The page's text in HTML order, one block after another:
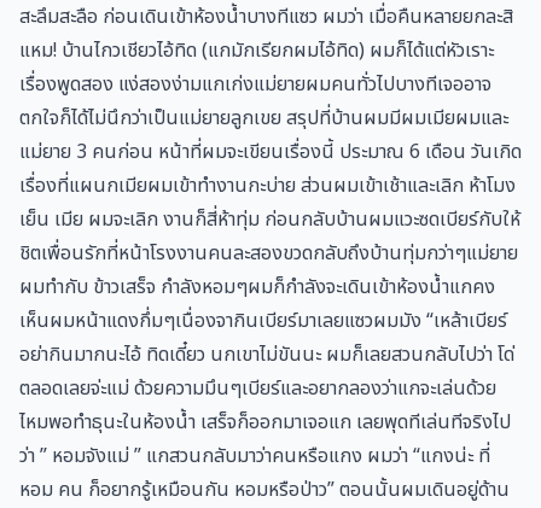
สะลึมสะลือ ก่อนเดินเข้าห้องน้ำบางทีแซว ผมว่า เมื่อคืนหลายยกละสิ
แหม! บ้านไกวเชียวไอ้ทิด (แกมักเรียกผมไอ้ทิด) ผมก็ได้แต่หัวเราะ
เรื่องพูดสอง แง่สองง่ามแกเก่งแม่ยายผมคนทั่วไปบางทีเจออาจ
ตกใจก็ได้ไม่นึกว่าเป็นแม่ยายลูกเขย สรุปที่บ้านผมมีผมเมียผมและ
แม่ยาย 3 คนก่อน หน้าที่ผมจะเขียนเรื่องนี้ ประมาณ 6 เดือน วันเกิด
เรื่องที่แผนกเมียผมเข้าทำงานกะบ่าย ส่วนผมเข้าเช้าและเลิก ห้าโมง
เย็น เมีย ผมจะเลิก งานก็สี่ห้าทุ่ม ก่อนกลับบ้านผมแวะซดเบียร์กับให้
ชิตเพื่อนรักที่หน้าโรงงานคนละสองขวดกลับถึงบ้านทุ่มกว่าๆแม่ยาย
ผมทำกับ ข้าวเสร็จ กำลังหอมๆผมก็กำลังจะเดินเข้าห้องน้ำแกคง
เห็นผมหน้าแดงกึ่มๆเนื่องจากินเบียร์มาเลยแซวผมมัง “เหล้าเบียร์
อย่ากินมากนะไอ้ ทิดเดี๋ยว นกเขาไม่ขันนะ ผมก็เลยสวนกลับไปว่า โด่
ตลอดเลยจ่ะแม่ ด้วยความมึนๆเบียร์และอยากลองว่าแกจะเล่นด้วย
ไหมพอทำธุนะในห้องน้ำ เสร็จก็ออกมาเจอแก เลยพุดทีเล่นทีจริงไป
ว่า ” หอมจังแม่ ” แกสวนกลับมาว่าคนหรือแกง ผมว่า “แกงน่ะ ที่
หอม คน ก็อยากรู้เหมือนกัน หอมหรือป่าว” ตอนนั้นผมเดินอยู่ด้าน